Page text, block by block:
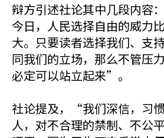
辩方引述社论其中几段内容
今日，人民选择自由的威力
大。只要读者选择我们、支
同我们的立场，那么不管压
必定可以站立起来”。
社论提及，“我们深信，习
人，对不合理的禁制、不公